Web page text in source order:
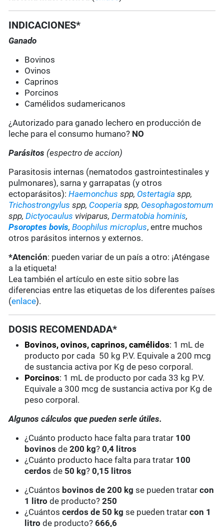
INDICACIONES*
Ganado
Bovinos
Ovinos
Caprinos
Porcinos
Camélidos sudamericanos
¿Autorizado para ganado lechero en producción de
leche para el consumo humano? NO
Parásitos (espectro de accion)
Parasitosis internas (nematodos gastrointestinales y
pulmonares), sarna y garrapatas (y otros
ectoparásitos):Haemonchusspp, Ostertagia spp,
Trichostrongylus spp, Cooperia spp, Oesophagostomum
spp,Dictyocaulus viviparus,Dermatobia hominis,
Psoroptes bovis,Boophilus microplus, entre muchos
otros parásitos internos y externos.
*Atención: pueden variar de un país a otro: ¡Aténgase
a la etiqueta!
Lea también el artículo en este sitio sobre las
diferencias entre las etiquetas de los diferentes países
(enlace).
DOSIS RECOMENDADA*
Bovinos, ovinos, caprinos, camélidos: 1 mL de
producto por cada 50 kg P.V. Equivale a 200 mcg
de sustancia activa por Kg de peso corporal.
Porcinos: 1 mL de producto por cada 33 kg P.V.
Equivale a 300 mcg de sustancia activa por Kg de
peso corporal.
Algunos cálculos que pueden serle útiles.
¿Cuánto producto hace falta para tratar 100
bovinosde200 kg?0,4 litros
¿Cuánto producto hace falta para tratar 100
cerdosde 50 kg?0,15 litros
¿Cuántos bovinos de 200 kg se pueden tratarcon
1 litro de producto?250
¿Cuántoscerdos de 50 kg se pueden tratarcon 1
litro de producto?666,6